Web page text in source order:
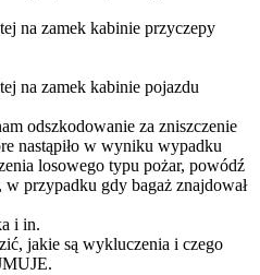
na zamek kabinie przyczepy
na zamek kabinie pojazdu
odszkodowanie za zniszczenie
nastąpiło w wyniku wypadku
losowego typu pożar, powódź
przypadku gdy bagaż znajdował
i in.
jakie są wykluczenia i czego